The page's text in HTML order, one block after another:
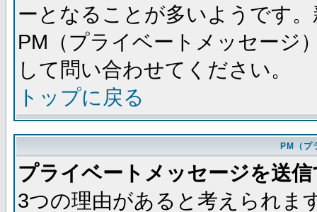
ーとなることが多いようです
PM（プライベートメッセージ
して問い合わせてください。
トップに戻る
PM（プ
プライベートメッセージを送
3つの理由があると考えられま